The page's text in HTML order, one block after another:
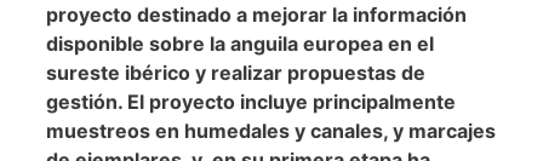
proyecto destinado a mejorar la información
disponible sobre la anguila europea en el
sureste ibérico y realizar propuestas de
gestión. El proyecto incluye principalmente
muestreos en humedales y canales, y marcajes